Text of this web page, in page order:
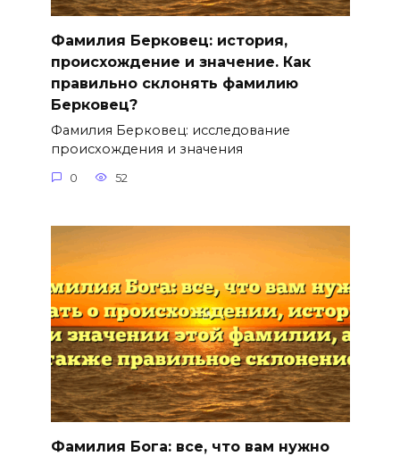
Фамилия Берковец: история,
происхождение и значение. Как
правильно склонять фамилию
Берковец?
Фамилия Берковец: исследование
происхождения и значения
0 52
Фамилия Бога: все, что вам нужно